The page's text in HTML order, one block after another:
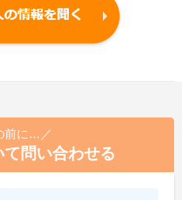
前に…／
問い合わせる